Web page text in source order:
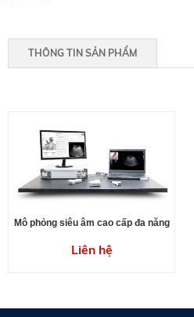
THÔNG TIN SẢN PHẨM
Mô phỏng siêu âm cao cấp đa năng
Liên hệ